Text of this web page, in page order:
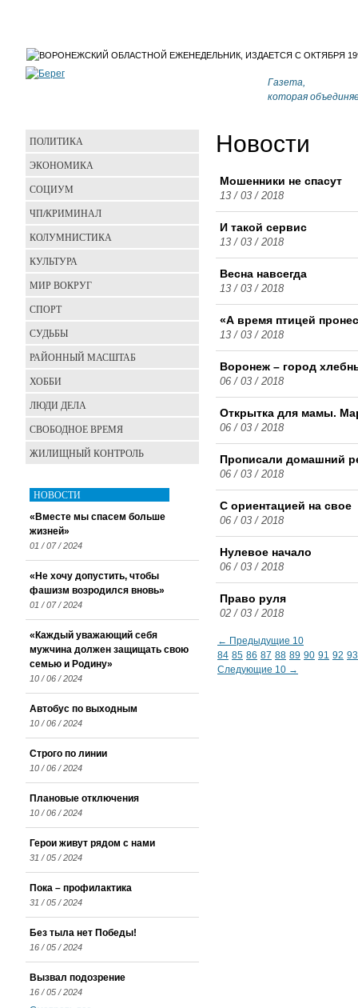
Газета,
которая
Новости
Мошенники не спасут
13 / 03 / 2018
И такой сервис
13 / 03 / 2018
Весна навсегда
13 / 03 / 2018
«А время птицей
13 / 03 / 2018
Воронеж – город
06 / 03 / 2018
Открытка для мамы.
06 / 03 / 2018
Прописали домашний
06 / 03 / 2018
С ориентацией на свое
06 / 03 / 2018
Нулевое начало
06 / 03 / 2018
Право руля
02 / 03 / 2018
← Предыдущие 10
84 85 86 87 88 89 90 91 92 93
Следующие 10 →
ПОЛИТИКА
ЭКОНОМИКА
СОЦИУМ
ЧП/КРИМИНАЛ
КОЛУМНИСТИКА
КУЛЬТУРА
МИР ВОКРУГ
СПОРТ
СУДЬБЫ
РАЙОННЫЙ МАСШТАБ
ХОББИ
ЛЮДИ ДЕЛА
СВОБОДНОЕ ВРЕМЯ
ЖИЛИЩНЫЙ КОНТРОЛЬ
НОВОСТИ
«Вместе мы спасем больше
жизней»
01 / 07 / 2024
«Не хочу допустить, чтобы
фашизм возродился вновь»
01 / 07 / 2024
«Каждый уважающий себя
мужчина должен защищать свою
семью и Родину»
10 / 06 / 2024
Автобус по выходным
10 / 06 / 2024
Строго по линии
10 / 06 / 2024
Плановые отключения
10 / 06 / 2024
Герои живут рядом с нами
31 / 05 / 2024
Пока – профилактика
31 / 05 / 2024
Без тыла нет Победы!
16 / 05 / 2024
Вызвал подозрение
16 / 05 / 2024